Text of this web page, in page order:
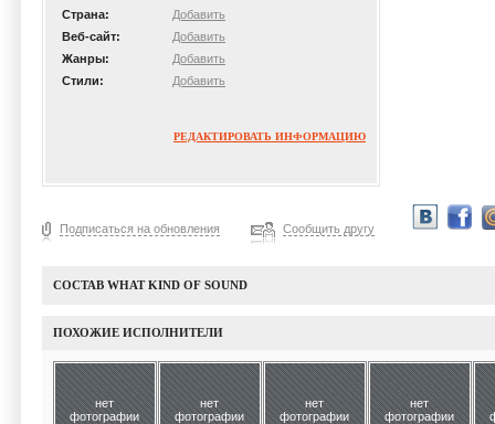
Страна:
Добавить
Веб-сайт:
Добавить
Жанры:
Добавить
Стили:
Добавить
РЕДАКТИРОВАТЬ ИНФОРМАЦИЮ
Подписаться на обновления Сообщить другу
СОСТАВ WHAT KIND OF SOUND
ПОХОЖИЕ ИСПОЛНИТЕЛИ
нет
фотографии
нет
фотографии
нет
фотографии
нет
фотографии